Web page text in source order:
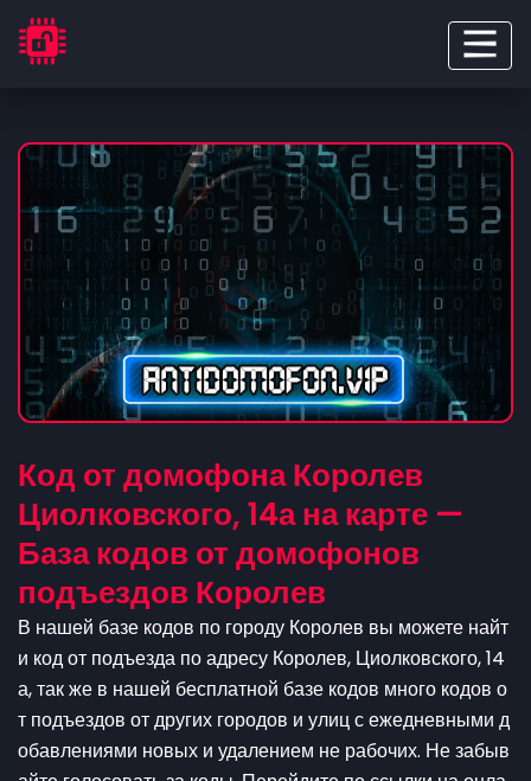
Код от домофона Королев
Циолковского, 14а на карте —
База кодов от домофонов
подъездов Королев
В нашей базе кодов по городу Королев вы можете найт
и код от подъезда по адресу Королев, Циолковского, 14
а, так же в нашей бесплатной базе кодов много кодов о
т подъездов от других городов и улиц с ежедневными д
обавлениями новых и удалением не рабочих. Не забыв